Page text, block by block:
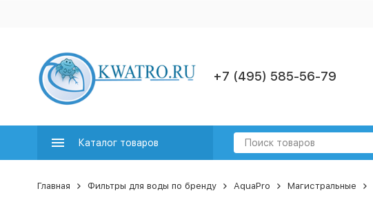
+7 (495) 585-56-79
Каталог товаров
Главная Фильтры для воды по бренду AquaPro Магистральные